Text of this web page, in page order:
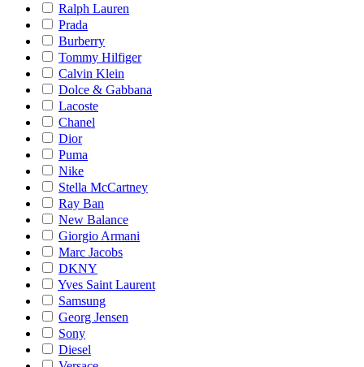
Ralph Lauren
Prada
Burberry
Tommy Hilfiger
Calvin Klein
Dolce & Gabbana
Lacoste
Chanel
Dior
Puma
Nike
Stella McCartney
Ray Ban
New Balance
Giorgio Armani
Marc Jacobs
DKNY
Yves Saint Laurent
Samsung
Georg Jensen
Sony
Diesel